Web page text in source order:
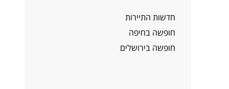
חדשות התיירות
חופשה בחיפה
חופשה בירושלים